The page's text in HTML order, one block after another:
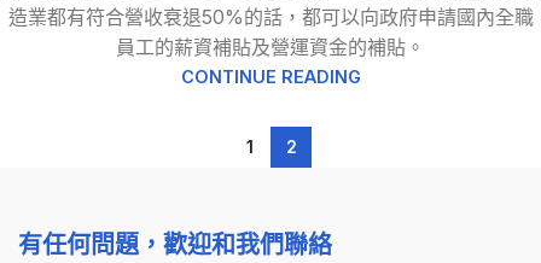
造業都有符合營收衰退50%的話，都可以向政府申請國內全職
員工的薪資補貼及營運資金的補貼。
CONTINUE READING
1 2
有任何問題，歡迎和我們聯絡